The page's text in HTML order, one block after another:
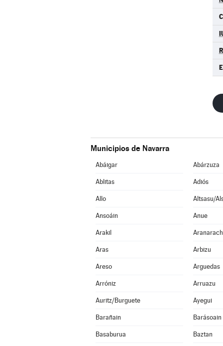
Municipios de Navarra
Abáigar Abárzuza
Ablitas Adiós
Allo Altsasu/
Ansoáin Anue
Arakil
Aras Arbizu
Areso Arguedas
Arróniz Arruazu
Auritz/Burguete Ayegui
Barañain Barásoain
Basaburua Baztan